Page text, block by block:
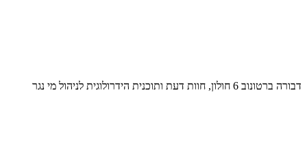
דבורה ברטונוב 6 חולון, חוות דעת ותוכנית הידרולוגית לניהול מי נגר